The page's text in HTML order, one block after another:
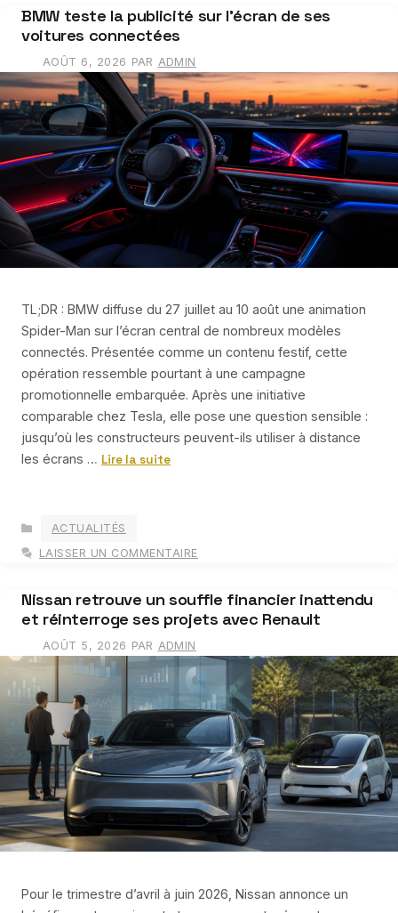
BMW teste la publicité sur l’écran de ses
voitures connectées
AOÛT 6, 2026 PAR ADMIN
TL;DR : BMW diffuse du 27 juillet au 10 août une animation
Spider-Man sur l’écran central de nombreux modèles
connectés. Présentée comme un contenu festif, cette
opération ressemble pourtant à une campagne
promotionnelle embarquée. Après une initiative
comparable chez Tesla, elle pose une question sensible :
jusqu’où les constructeurs peuvent-ils utiliser à distance
les écrans … Lire la suite
ACTUALITÉS
LAISSER UN COMMENTAIRE
Nissan retrouve un souffle financier inattendu
et réinterroge ses projets avec Renault
AOÛT 5, 2026 PAR ADMIN
Pour le trimestre d’avril à juin 2026, Nissan annonce un